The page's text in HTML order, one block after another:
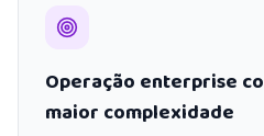
Operação enterprise
maior complexidade